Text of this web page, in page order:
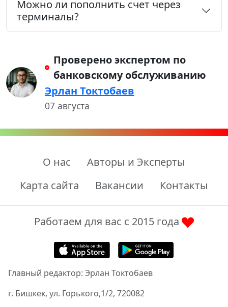
Можно ли пополнить счет через
терминалы?
Проверено экспертом по
банковскому обслуживанию
Эрлан Токтобаев
07 августа
О нас
Авторы и Эксперты
Карта сайта
Вакансии Контакты
Работаем для вас с 2015 года
Главный редактор: Эрлан Токтобаев
г. Бишкек, ул. Горького,1/2, 720082